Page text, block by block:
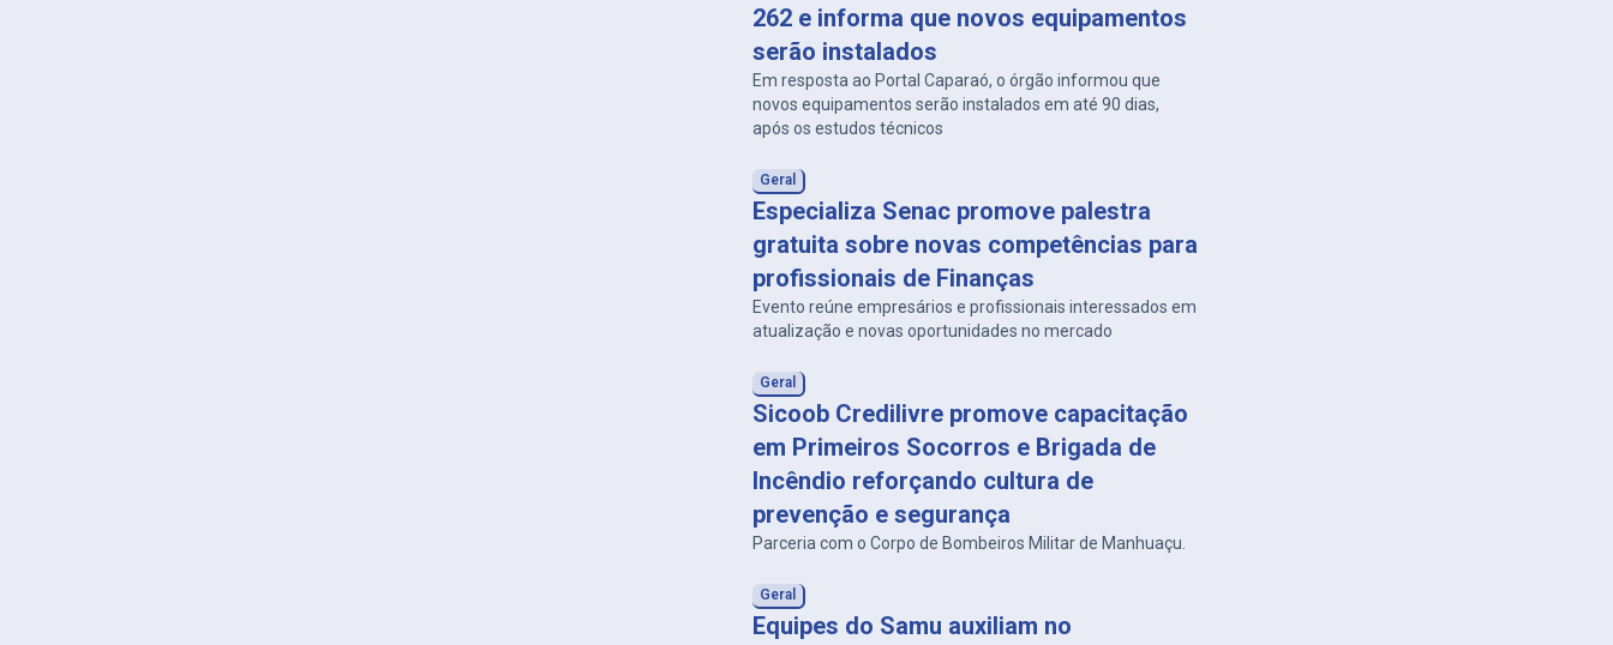
262 e informa que novos equipamentos
serão instalados
Em resposta ao Portal Caparaó, o órgão informou que
novos equipamentos serão instalados em até 90 dias,
após os estudos técnicos
Geral
Especializa Senac promove palestra
gratuita sobre novas competências para
profissionais de Finanças
Evento reúne empresários e profissionais interessados em
atualização e novas oportunidades no mercado
Geral
Sicoob Credilivre promove capacitação
em Primeiros Socorros e Brigada de
Incêndio reforçando cultura de
prevenção e segurança
Parceria com o Corpo de Bombeiros Militar de Manhuaçu.
Geral
Equipes do Samu auxiliam no